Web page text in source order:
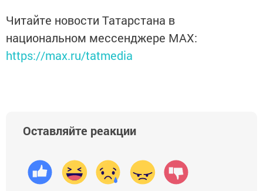
Читайте новости Татарстана в
национальном мессенджере MАХ:
https://max.ru/tatmedia
Оставляйте реакции